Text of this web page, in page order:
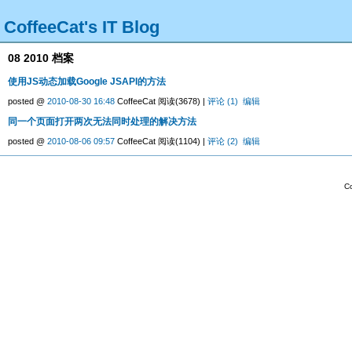
CoffeeCat's IT Blog
08 2010 档案
使用JS动态加载Google JSAPI的方法
posted @ 2010-08-30 16:48 CoffeeCat 阅读(3678) | 评论 (1) 编辑
同一个页面打开两次无法同时处理的解决方法
posted @ 2010-08-06 09:57 CoffeeCat 阅读(1104) | 评论 (2) 编辑